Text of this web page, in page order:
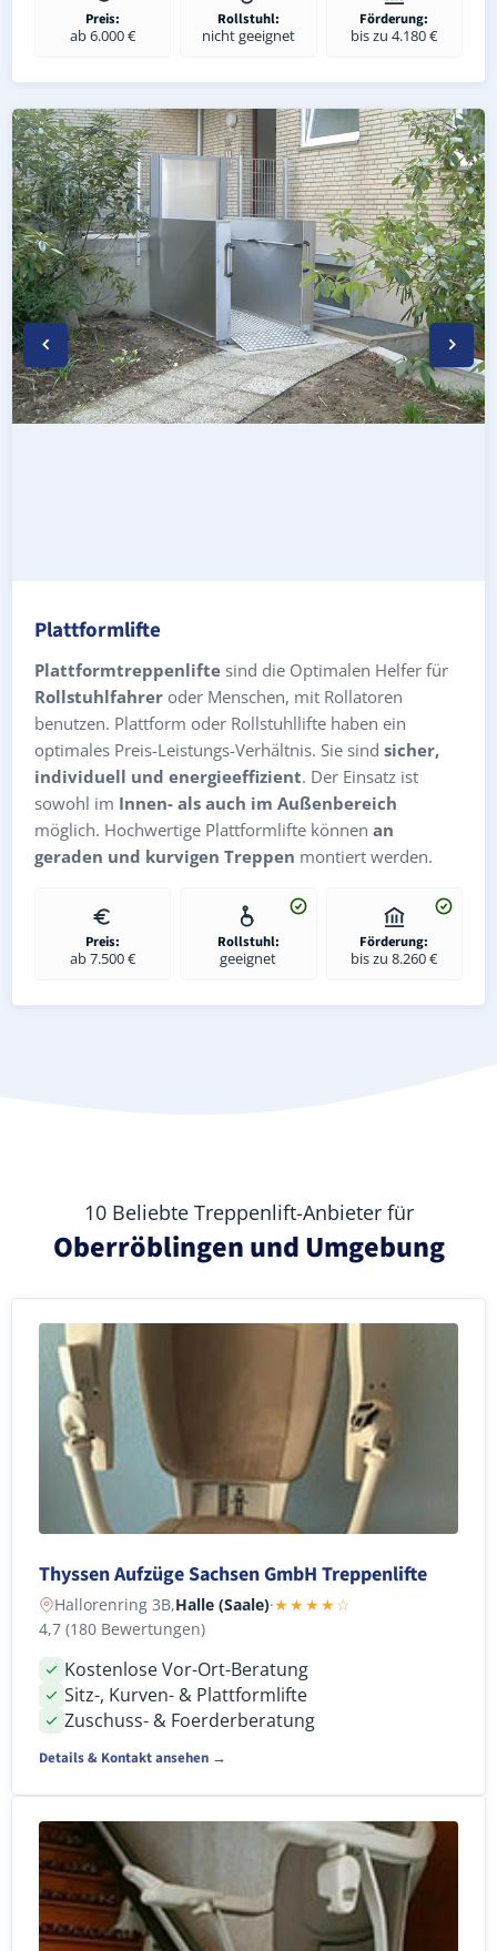
Preis:
ab 6.000 €
Rollstuhl:
nicht geeignet
Förderung:
bis zu 4.180 €
Wetterfester Plattformlift außen in Oberröblingen
Rollstuhl-Plattformlift in Oberröblingen (Landkreis
Plattformlifte
Plattformtreppenlifte sind die Optimalen Helfer für
Rollstuhlfahrer oder Menschen, mit Rollatoren
benutzen. Plattform oder Rollstuhllifte haben ein
optimales Preis-Leistungs-Verhältnis. Sie sind sicher,
individuell und energieeffizient. Der Einsatz ist
sowohl im Innen- als auch im Außenbereich
möglich. Hochwertige Plattformlifte können an
geraden und kurvigen Treppen montiert werden.
Preis:
ab 7.500 €
Rollstuhl:
geeignet
Förderung:
bis zu 8.260 €
10 Beliebte Treppenlift-Anbieter für
Oberröblingen und Umgebung
Thyssen Aufzüge Sachsen GmbH Treppenlifte
Hallorenring 3B,Halle (Saale)·★★★★☆
4,7 (180 Bewertungen)
Kostenlose Vor-Ort-Beratung
Sitz-, Kurven- & Plattformlifte
Zuschuss- & Foerderberatung
Details & Kontakt ansehen →